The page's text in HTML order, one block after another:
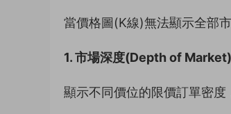
當價格圖(K線)無法顯示全部
1. 市場深度(Depth of Market)
顯示不同價位的限價訂單密度